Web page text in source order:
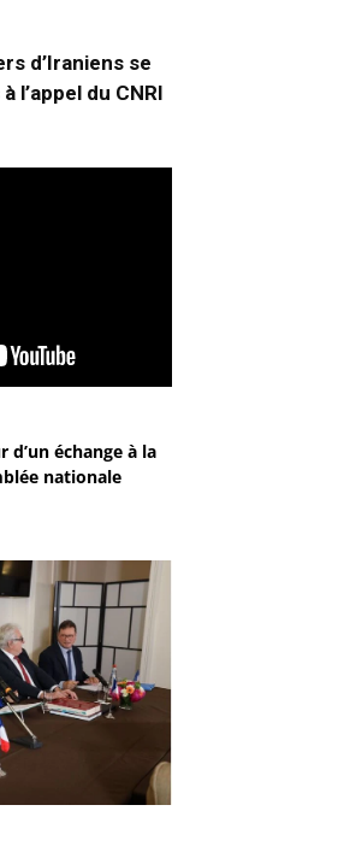
d’Iraniens se
l’appel du CNRI
d’un échange à la
nationale